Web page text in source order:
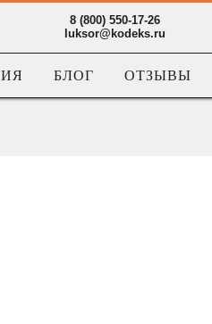
8 (800) 550-17-26
luksor@kodeks.ru
БЛОГ ОТЗЫВЫ